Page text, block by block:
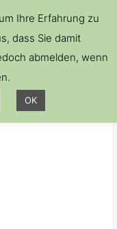
Ihre Erfahrung zu
dass Sie damit
abmelden, wenn
OK